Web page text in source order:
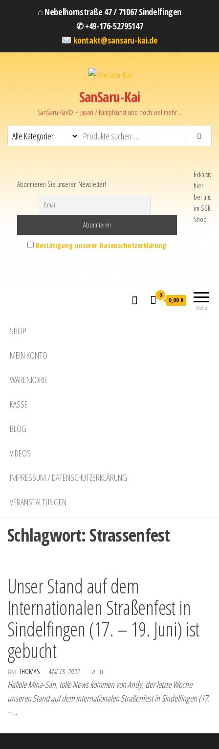
⌂ Nebelhornstraße 47 / 71067 Sindelfingen
✆ +49-176-52795147
kontakt@sansaru-kai.de
SanSaru-Kai
SanSaru-Kai© – Japan / Kampfkunst und noch viel mehr…
Exklusiv
hier
bei uns
im SSK
Shop
Abonnieren Sie unseren Newsletter!
Bestätigung unserer Datenschutzerklärung
Menü
0
0,00 €
SHOP
MEIN KONTO
WARENKORB
KASSE
BLOG
VIDEOS
IMPRESSUM / DATENSCHUTZERKLÄRUNG
VERANSTALTUNGEN
Schlagwort: Strassenfest
Unser Stand auf dem
Internationalen Straßenfest in
Sindelfingen (17. – 19. Juni) ist
gebucht
Von THOMAS Mai 15, 2022 0
Hallole Mina-San, tolle News kommen von Andy, der letzte Woche
unseren Stand auf dem internationalen Straßenfest in Sindelfingen (17.
–…